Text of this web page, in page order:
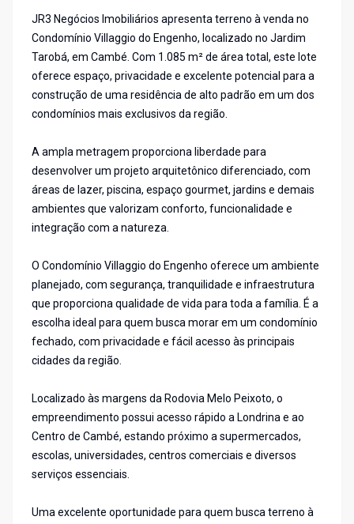
JR3 Negócios Imobiliários apresenta terreno à venda no
Condomínio Villaggio do Engenho, localizado no Jardim
Tarobá, em Cambé. Com 1.085 m² de área total, este lote
oferece espaço, privacidade e excelente potencial para a
construção de uma residência de alto padrão em um dos
condomínios mais exclusivos da região.
A ampla metragem proporciona liberdade para
desenvolver um projeto arquitetônico diferenciado, com
áreas de lazer, piscina, espaço gourmet, jardins e demais
ambientes que valorizam conforto, funcionalidade e
integração com a natureza.
O Condomínio Villaggio do Engenho oferece um ambiente
planejado, com segurança, tranquilidade e infraestrutura
que proporciona qualidade de vida para toda a família. É a
escolha ideal para quem busca morar em um condomínio
fechado, com privacidade e fácil acesso às principais
cidades da região.
Localizado às margens da Rodovia Melo Peixoto, o
empreendimento possui acesso rápido a Londrina e ao
Centro de Cambé, estando próximo a supermercados,
escolas, universidades, centros comerciais e diversos
serviços essenciais.
Uma excelente oportunidade para quem busca terreno à